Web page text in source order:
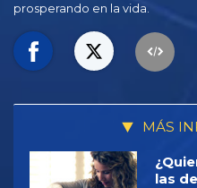
prosperando en la vida.
MÁS
las